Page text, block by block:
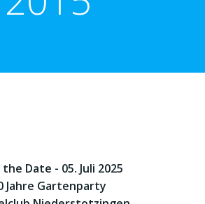
the Date - 05. Juli 2025
Jahre Gartenparty